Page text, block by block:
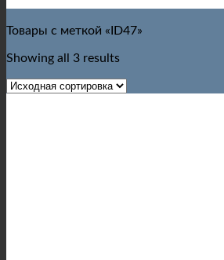
Товары с меткой «ID47»
Showing all 3 results